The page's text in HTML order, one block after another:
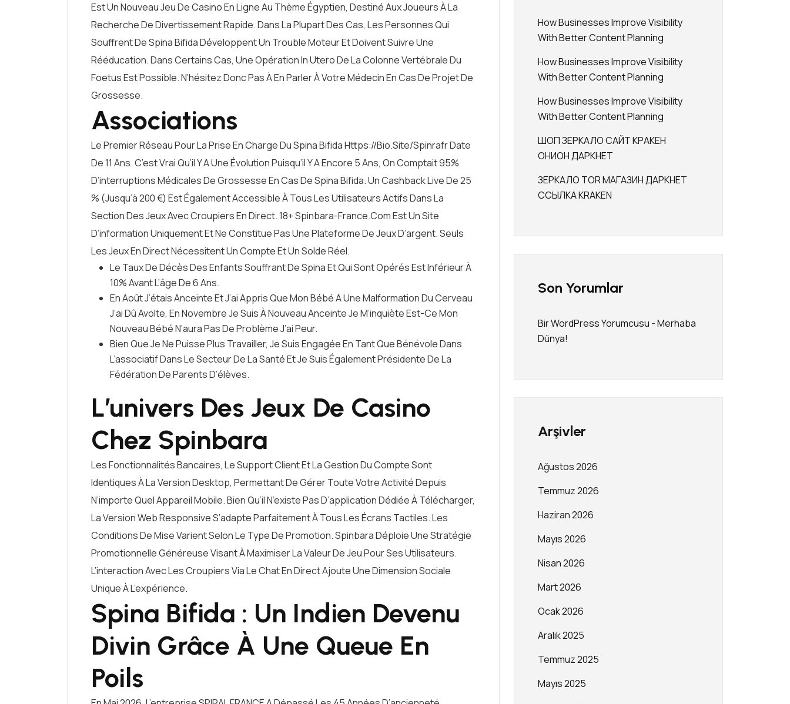
Est Un Nouveau Jeu De Casino En Ligne Au Thème Égyptien, Destiné Aux Joueurs À La
Recherche De Divertissement Rapide. Dans La Plupart Des Cas, Les Personnes Qui
Souffrent De Spina Bifida Développent Un Trouble Moteur Et Doivent Suivre Une
Rééducation. Dans Certains Cas, Une Opération In Utero De La Colonne Vertébrale Du
Foetus Est Possible. N’hésitez Donc Pas À En Parler À Votre Médecin En Cas De Projet De
Grossesse.
Associations
Le Premier Réseau Pour La Prise En Charge Du Spina BifidaHttps://bio.site/spinrafrDate
De 11 Ans. C’est Vrai Qu’il Y A Une Évolution Puisqu’il Y A Encore 5 Ans, On Comptait 95%
D’interruptions Médicales De Grossesse En Cas De Spina Bifida. Un Cashback Live De 25
% (jusqu’à 200 €) Est Également Accessible À Tous Les Utilisateurs Actifs Dans La
Section Des Jeux Avec Croupiers En Direct. 18+ Spinbara-France.com Est Un Site
D’information Uniquement Et Ne Constitue Pas Une Plateforme De Jeux D’argent. Seuls
Les Jeux En Direct Nécessitent Un Compte Et Un Solde Réel.
Le Taux De Décès Des Enfants Souffrant De Spina Et Qui Sont Opérés Est Inférieur À
10% Avant L’âge De 6 Ans.
En Août J’étais Anceinte Et J’ai Appris Que Mon Bébé A Une Malformation Du Cerveau
J’ai Dû Avolte, En Novembre Je Suis À Nouveau Anceinte Je M’inquiète Est-Ce Mon
Nouveau Bébé N’aura Pas De Problème J’ai Peur.
Bien Que Je Ne Puisse Plus Travailler, Je Suis Engagée En Tant Que Bénévole Dans
L’associatif Dans Le Secteur De La Santé Et Je Suis Également Présidente De La
Fédération De Parents D’élèves.
L’univers Des Jeux De Casino
Chez Spinbara
Les Fonctionnalités Bancaires, Le Support Client Et La Gestion Du Compte Sont
Identiques À La Version Desktop, Permettant De Gérer Toute Votre Activité Depuis
N’importe Quel Appareil Mobile. Bien Qu’il N’existe Pas D’application Dédiée À Télécharger,
La Version Web Responsive S’adapte Parfaitement À Tous Les Écrans Tactiles. Les
Conditions De Mise Varient Selon Le Type De Promotion. Spinbara Déploie Une Stratégie
Promotionnelle Généreuse Visant À Maximiser La Valeur De Jeu Pour Ses Utilisateurs.
L’interaction Avec Les Croupiers Via Le Chat En Direct Ajoute Une Dimension Sociale
Unique À L’expérience.
Spina Bifida : Un Indien Devenu
Divin Grâce À Une Queue En
Poils
How Businesses Improve Visibility
With Better Content Planning
How Businesses Improve Visibility
With Better Content Planning
How Businesses Improve Visibility
With Better Content Planning
ШОП ЗЕРКАЛО САЙТ КРАКЕН
ОНИОН ДАРКНЕТ
ЗЕРКАЛО TOR МАГАЗИН ДАРКНЕТ
ССЫЛКА KRAKEN
Son Yorumlar
Bir WordPress Yorumcusu -Merhaba
Dünya!
Arşivler
Ağustos 2026
Temmuz 2026
Haziran 2026
Mayıs 2026
Nisan 2026
Mart 2026
Ocak 2026
Aralık 2025
Temmuz 2025
Mayıs 2025